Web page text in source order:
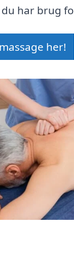
har brug
her!